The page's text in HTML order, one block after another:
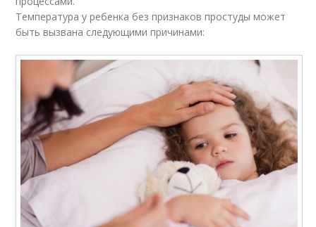
Температура у ребенка без признаков простуды может
быть вызвана следующими причинами: